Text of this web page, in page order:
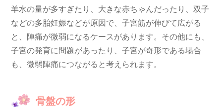
羊水の量が多すぎたり、大きな赤ちゃんだったり、双子
などの多胎妊娠などが原因で、子宮筋が伸びて広がる
と、陣痛が微弱になるケースがあります。その他にも、
子宮の発育に問題があったり、子宮が奇形である場合
も、微弱陣痛につながると考えられます。
骨盤の形